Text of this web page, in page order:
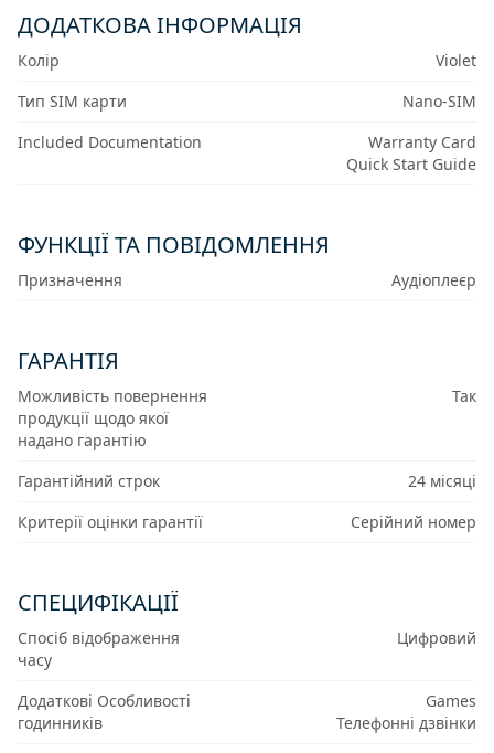
ДОДАТКОВА ІНФОРМАЦІЯ
Колір
Violet
Тип SIM карти
Nano-SIM
Included Documentation
Warranty Card
Quick Start Guide
ФУНКЦІЇ ТА ПОВІДОМЛЕННЯ
Призначення Аудіоплеєр
ГАРАНТІЯ
Можливість повернення
продукції щодо якої
надано гарантію
Так
Гарантійний строк
24 місяці
Критерії оцінки гарантії
Серійний номер
СПЕЦИФІКАЦІЇ
Спосіб відображення
часу
Цифровий
Додаткові Особливості
годинників
Games
Телефонні дзвінки